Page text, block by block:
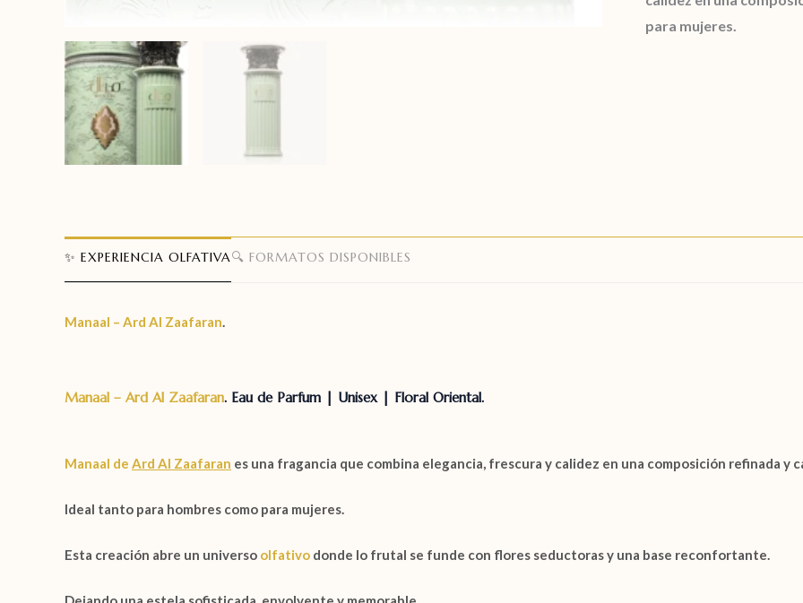
para mujeres.
✨ EXPERIENCIA OLFATIVA🔍 FORMATOS DISPONIBLES
Manaal – Ard Al Zaafaran.
Manaal – Ard Al Zaafaran. Eau de Parfum | Unisex | Floral Oriental.
Manaal de Ard Al Zaafaran es una fragancia que combina elegancia, frescura y calidez en una composición refinada y
Ideal tanto para hombres como para mujeres.
Esta creación abre un universo olfativo donde lo frutal se funde con flores seductoras y una base reconfortante.